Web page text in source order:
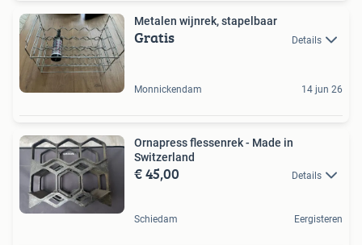
Metalen wijnrek, stapelbaar
Gratis Details
Monnickendam 14 jun 26
Ornapress flessenrek - Made in
Switzerland
€ 45,00 Details
Schiedam Eergisteren